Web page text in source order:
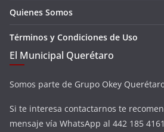
Quienes Somos
Términos y Condiciones de Uso
El Municipal Querétaro
Somos parte de Grupo Okey
Si te interesa contactarnos te
mensaje vía WhatsApp al 442 185